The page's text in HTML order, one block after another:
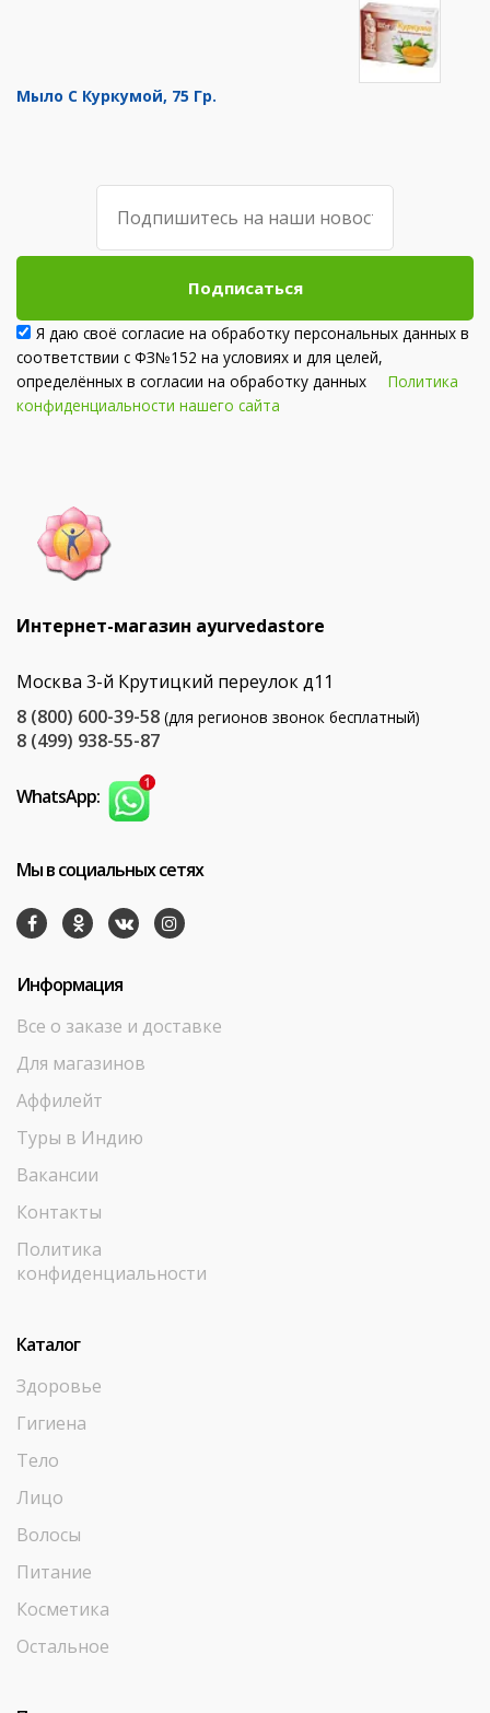
Мыло С Куркумой, 75 Гр.
Подписаться
Я даю своё согласие на обработку персональных данных в
соответствии с ФЗ№152 на условиях и для целей,
определённых в согласии на обработку данных Политика
конфиденциальности нашего сайта
Интернет-магазин ayurvedastore
Москва 3-й Крутицкий переулок д11
8 (800) 600-39-58 (для регионов звонок бесплатный)
8 (499) 938-55-87
WhatsApp:
Мы в социальных сетях
Информация
Все о заказе и доставке
Для магазинов
Аффилейт
Туры в Индию
Вакансии
Контакты
Политика
конфиденциальности
Каталог
Здоровье
Гигиена
Тело
Лицо
Волосы
Питание
Косметика
Остальное